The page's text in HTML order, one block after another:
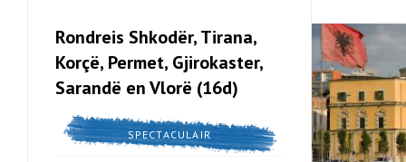
Rondreis Shkodër, Tirana,
Korçë, Permet, Gjirokaster,
Sarandë en Vlorë (16d)
SPECTACULAIR